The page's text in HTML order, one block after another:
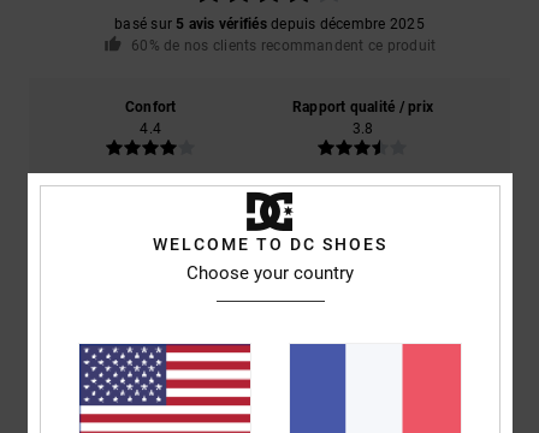
basé sur 5 avis vérifiésdepuis décembre 2025
60% de nos clients recommandent ce produit
Confort
4.4
Rapport qualité / prix
3.8
Trop grand
Coloris
WELCOME TO DC SHOES
Choose your country